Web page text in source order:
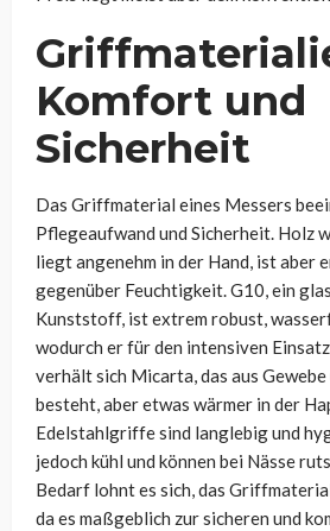
Komfort und
Sicherheit
Das Griffmaterial eines Messers
Pflegeaufwand und Sicherheit. Holz
liegt angenehm in der Hand, ist aber
gegenüber Feuchtigkeit. G10, ein
Kunststoff, ist extrem robust,
wodurch er für den intensiven
verhält sich Micarta, das aus
besteht, aber etwas wärmer in der
Edelstahlgriffe sind langlebig und
jedoch kühl und können bei Nässe
Bedarf lohnt es sich, das
da es maßgeblich zur sicheren und